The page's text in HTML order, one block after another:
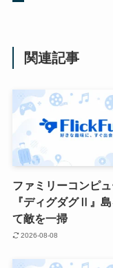
関連記事
ファミリーコンピ
『ディグダグⅡ』
て敵を一掃
2026-08-08